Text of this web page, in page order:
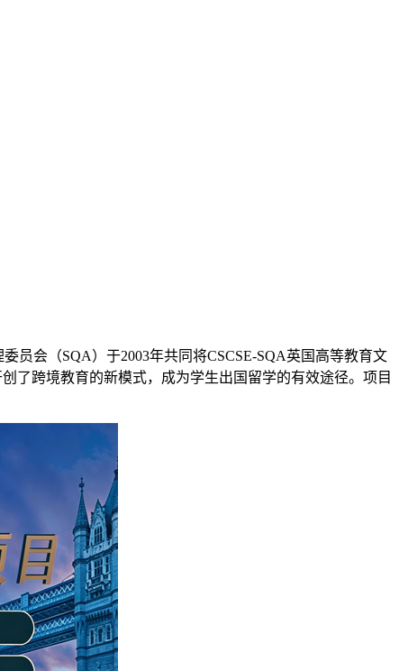
员会（SQA）于2003年共同将CSCSE-SQA英国高等教育文
了跨境教育的新模式，成为学生出国留学的有效途径。项目